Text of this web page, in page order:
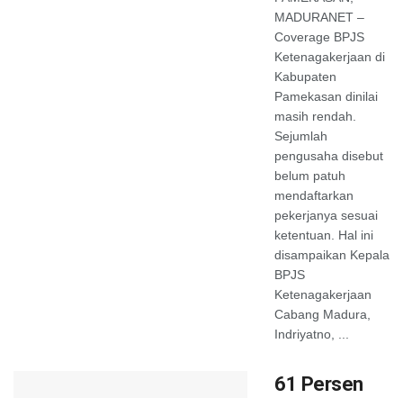
MADURANET –
Coverage BPJS
Ketenagakerjaan di
Kabupaten
Pamekasan dinilai
masih rendah.
Sejumlah
pengusaha disebut
belum patuh
mendaftarkan
pekerjanya sesuai
ketentuan. Hal ini
disampaikan Kepala
BPJS
Ketenagakerjaan
Cabang Madura,
Indriyatno, ...
61 Persen